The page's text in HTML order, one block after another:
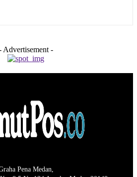
Advertisement -
Pena Medan,